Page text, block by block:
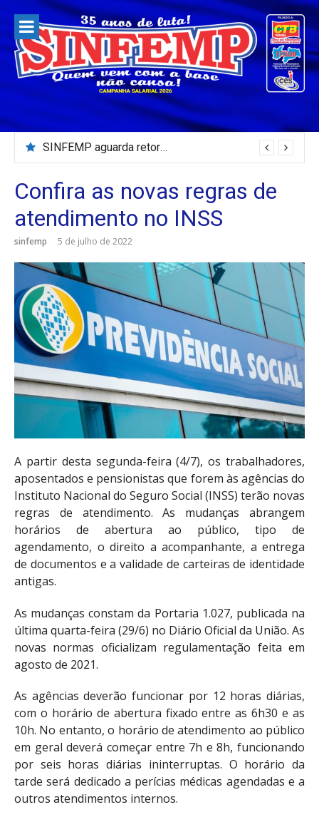
para
conteúdo
SINFEMP aguarda retorno as demandas dos servidores de Patos até dia 13 de agosto
Confira as novas regras de
atendimento no INSS
sinfemp 5 de julho de 2022
A partir desta segunda-feira (4/7), os trabalhadores,
aposentados e pensionistas que forem às agências do
Instituto Nacional do Seguro Social (INSS) terão novas
regras de atendimento. As mudanças abrangem
horários de abertura ao público, tipo de
agendamento, o direito a acompanhante, a entrega
de documentos e a validade de carteiras de identidade
antigas.
As mudanças constam da Portaria 1.027, publicada na
última quarta-feira (29/6) no Diário Oficial da União. As
novas normas oficializam regulamentação feita em
agosto de 2021.
As agências deverão funcionar por 12 horas diárias,
com o horário de abertura fixado entre as 6h30 e as
10h. No entanto, o horário de atendimento ao público
em geral deverá começar entre 7h e 8h, funcionando
por seis horas diárias ininterruptas. O horário da
tarde será dedicado a perícias médicas agendadas e a
outros atendimentos internos.